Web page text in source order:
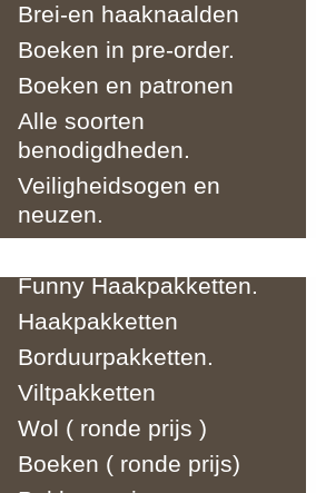
Brei-en haaknaalden
Boeken in pre-order.
Boeken en patronen
Alle soorten
benodigdheden.
Veiligheidsogen en
neuzen.
Funny Haakpakketten.
Haakpakketten
Borduurpakketten.
Viltpakketten
Wol ( ronde prijs )
Boeken ( ronde prijs)